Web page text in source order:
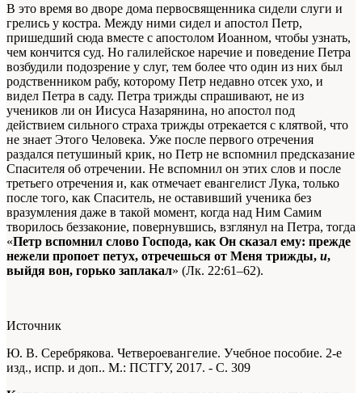
В это время во дворе дома первосвященника сидели слуги и
грелись у костра. Между ними сидел и апостол Петр,
пришедший сюда вместе с апостолом Иоанном, чтобы узнать,
чем кончится суд. Но галилейское наречие и поведение Петра
возбудили подозрение у слуг, тем более что один из них был
родственником рабу, которому Петр недавно отсек ухо, и
видел Петра в саду. Петра трижды спрашивают, не из
учеников ли он Иисуса Назарянина, но апостол под
действием сильного страха трижды отрекается с клятвой, что
не знает Этого Человека. Уже после первого отречения
раздался петушиный крик, но Петр не вспомнил предсказание
Спасителя об отречении. Не вспомнил он этих слов и после
третьего отречения и, как отмечает евангелист Лука, только
после того, как Спаситель, не оставивший ученика без
вразумления даже в такой момент, когда над Ним Самим
творилось беззаконие, повернувшись, взглянул на Петра, тогда
«Петр вспомнил слово Господа, как Он сказал ему: прежде
нежели пропоет петух, отречешься от Меня трижды, и,
выйдя вон, горько заплакал» (Лк. 22:61–62).
Источник
Ю. В. Серебрякова. Четвероевангелие. Учебное пособие. 2-е
изд., испр. и доп.. М.: ПСТГУ, 2017. - С. 309